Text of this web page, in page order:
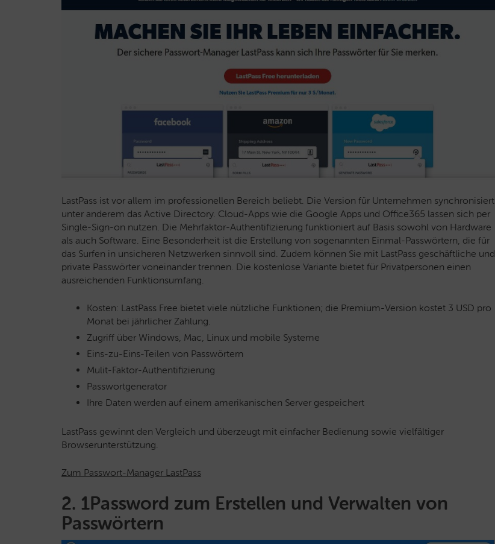
LastPass ist vor allem im professionellen Bereich beliebt. Die Version für Unternehmen synchronisiert
unter anderem das Active Directory. Cloud-Apps wie die Google Apps und Office365 lassen sich per
Single-Sign-on nutzen. Die Mehrfaktor-Authentifizierung funktioniert auf Basis sowohl von Hardware
als auch Software. Eine Besonderheit ist die Erstellung von sogenannten Einmal-Passwörtern, die für
das Surfen in unsicheren Netzwerken sinnvoll sind. Zudem können Sie mit LastPass geschäftliche und
private Passwörter voneinander trennen. Die kostenlose Variante bietet für Privatpersonen einen
ausreichenden Funktionsumfang.
Kosten: LastPass Free bietet viele nützliche Funktionen; die Premium-Version kostet 3 USD pro
Monat bei jährlicher Zahlung.
Zugriff über Windows, Mac, Linux und mobile Systeme
Eins-zu-Eins-Teilen von Passwörtern
Mulit-Faktor-Authentifizierung
Passwortgenerator
Ihre Daten werden auf einem amerikanischen Server gespeichert
LastPass gewinnt den Vergleich und überzeugt mit einfacher Bedienung sowie vielfältiger
Browserunterstützung.
Zum Passwort-Manager LastPass
2. 1Password zum Erstellen und Verwalten von
Passwörtern